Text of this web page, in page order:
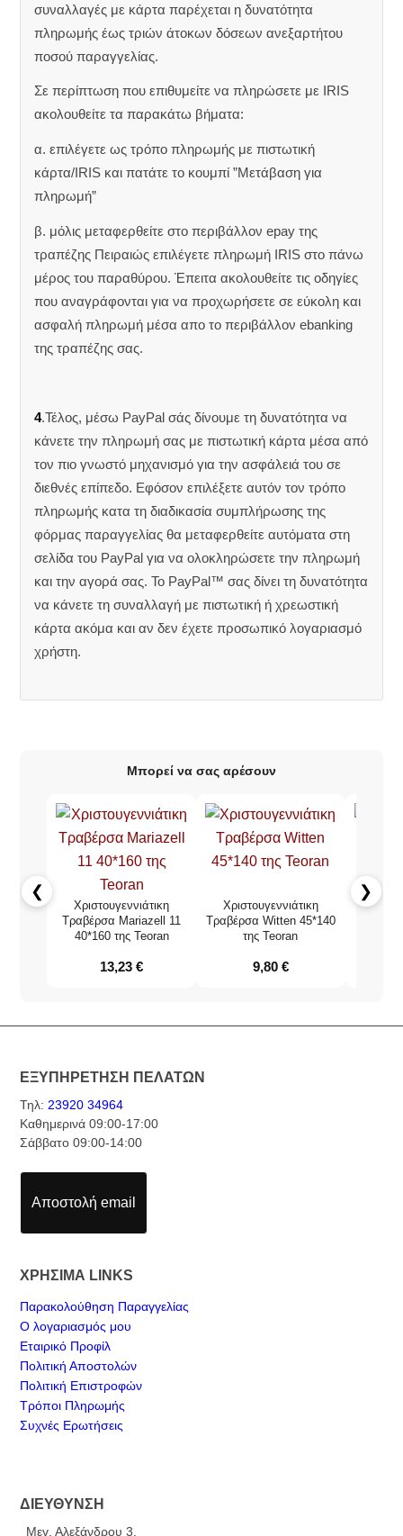
συναλλαγές με κάρτα παρέχεται η δυνατότητα
πληρωμής έως τριών άτοκων δόσεων ανεξαρτήτου
ποσού παραγγελίας.
Σε περίπτωση που επιθυμείτε να πληρώσετε με IRIS
ακολουθείτε τα παρακάτω βήματα:
α. επιλέγετε ως τρόπο πληρωμής με πιστωτική
κάρτα/IRIS και πατάτε το κουμπί ”Μετάβαση για
πληρωμή”
β. μόλις μεταφερθείτε στο περιβάλλον epay της
τραπέζης Πειραιώς επιλέγετε πληρωμή IRIS στο πάνω
μέρος του παραθύρου. Έπειτα ακολουθείτε τις οδηγίες
που αναγράφονται για να προχωρήσετε σε εύκολη και
ασφαλή πληρωμή μέσα απο το περιβάλλον ebanking
της τραπέζης σας.
4.Τέλος, μέσω PayPal σάς δίνουμε τη δυνατότητα να
κάνετε την πληρωμή σας με πιστωτική κάρτα μέσα από
τον πιο γνωστό μηχανισμό για την ασφάλειά του σε
διεθνές επίπεδο. Εφόσον επιλέξετε αυτόν τον τρόπο
πληρωμής κατα τη διαδικασία συμπλήρωσης της
φόρμας παραγγελίας θα μεταφερθείτε αυτόματα στη
σελίδα του PayPal για να ολοκληρώσετε την πληρωμή
και την αγορά σας. Το PayPal™ σας δίνει τη δυνατότητα
να κάνετε τη συναλλαγή με πιστωτική ή χρεωστική
κάρτα ακόμα και αν δεν έχετε προσωπικό λογαριασμό
χρήστη.
Μπορεί να σας αρέσουν
❮
Χριστουγεννιάτικη
Τραβέρσα Mariazell 11
40*160 της Teoran
13,23€
Χριστουγεννιάτικη
Τραβέρσα Witten 45*140
της Teoran
9,80 €
❯
ΕΞΥΠΗΡΕΤΗΣΗ ΠΕΛΑΤΩΝ
Τηλ:23920 34964
Καθημερινά 09:00-17:00
Σάββατο 09:00-14:00
Αποστολή email
ΧΡΗΣΙΜΑ LINKS
Παρακολούθηση Παραγγελίας
Ο λογαριασμός μου
Εταιρικό Προφίλ
Πολιτική Αποστολών
Πολιτική Επιστροφών
Τρόποι Πληρωμής
Συχνές Ερωτήσεις
ΔΙΕΥΘΥΝΣΗ
Μεγ. Αλεξάνδρου 3,